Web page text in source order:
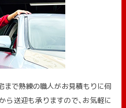
まで熟練の職人がお見積もりに伺
ら送迎も承りますので、お気軽に